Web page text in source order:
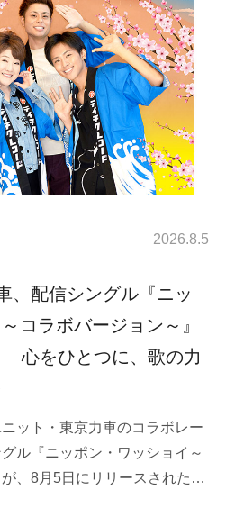
2026.8.5
、配信シングル『ニッ
コラボバージョン～』
心をひとつに、歌の力
ット・東京力車のコラボレー
ル『ニッポン・ワッショイ～
、8月5日にリリースされた…